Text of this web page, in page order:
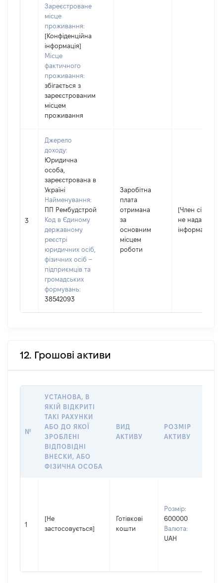
Зареєстроване
місце
проживання:
[Конфіденційна
інформація]
Місце
фактичного
проживання:
збігається з
зареєстрованим
місцем
проживання
3
Джерело
доходу:
Юридична
особа,
зареєстрована в
Україні
Найменування:
ПП Рембудстрой
Код в Єдиному
державному
реєстрі
юридичних осіб,
фізичних осіб –
підприємців та
громадських
формувань:
38542093
Заробітна
плата
отримана
за
основним
місцем
роботи
[Член сім'ї
не надав
інформацію]
12. Грошові активи
№
УСТАНОВА, В
ЯКІЙ ВІДКРИТІ
ТАКІ РАХУНКИ
АБО ДО ЯКОЇ
ЗРОБЛЕНІ
ВІДПОВІДНІ
ВНЕСКИ, АБО
ФІЗИЧНА ОСОБА
ВИД
АКТИВУ
РОЗМІР
АКТИВУ
1
[Не
застосовується]
Готівкові
кошти
Розмір:
600000
Валюта:
UAH